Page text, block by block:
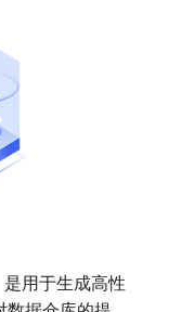
是用于生成高性